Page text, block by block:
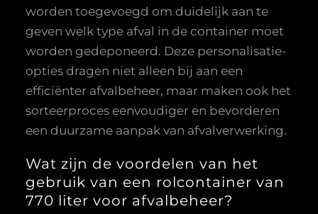
worden toegevoegd om duidelijk aan te
geven welk type afval in de container moet
worden gedeponeerd. Deze personalisatie-
opties dragen niet alleen bij aan een
efficiënter afvalbeheer, maar maken ook het
sorteerproces eenvoudiger en bevorderen
een duurzame aanpak van afvalverwerking.
Wat zijn de voordelen van het
gebruik van een rolcontainer van
770 liter voor afvalbeheer?